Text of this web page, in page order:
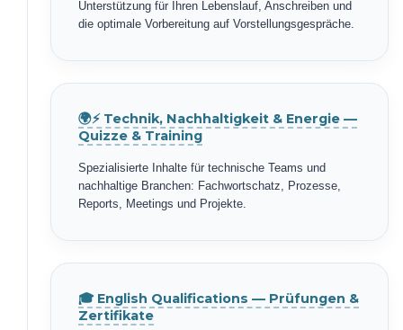
Unterstützung für Ihren Lebenslauf, Anschreiben und
die optimale Vorbereitung auf Vorstellungsgespräche.
🌍⚡ Technik, Nachhaltigkeit & Energie —
Quizze & Training
Spezialisierte Inhalte für technische Teams und
nachhaltige Branchen: Fachwortschatz, Prozesse,
Reports, Meetings und Projekte.
🎓 English Qualifications — Prüfungen &
Zertifikate